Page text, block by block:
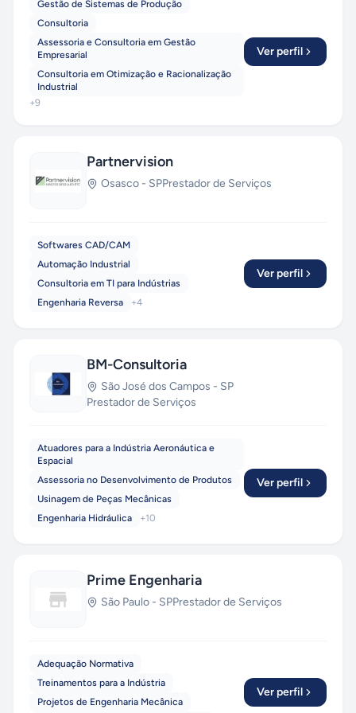
Gestão de Sistemas de Produção
Consultoria
Assessoria e Consultoria em Gestão
Empresarial
Consultoria em Otimização e Racionalização
Industrial
+9
Ver perfil
Partnervision
Osasco - SPPrestador de Serviços
Softwares CAD/CAM
Automação Industrial
Consultoria em TI para Indústrias
Engenharia Reversa
+4
Ver perfil
BM-Consultoria
São José dos Campos - SP
Prestador de Serviços
Atuadores para a Indústria Aeronáutica e
Espacial
Assessoria no Desenvolvimento de Produtos
Usinagem de Peças Mecânicas
Engenharia Hidráulica
+10
Ver perfil
Prime Engenharia
São Paulo - SPPrestador de Serviços
Adequação Normativa
Treinamentos para a Indústria
Projetos de Engenharia Mecânica
Ver perfil